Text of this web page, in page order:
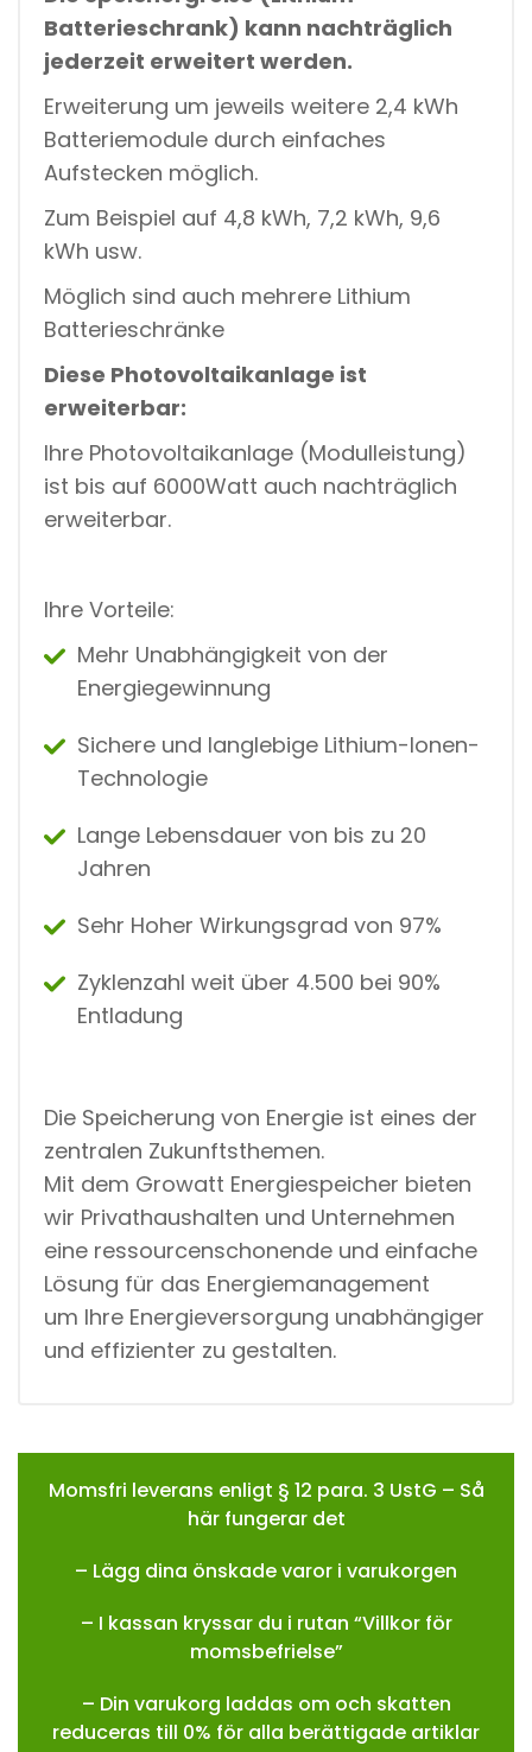
Batterieschrank) kann nachträglich
jederzeit erweitert werden.
Erweiterung um jeweils weitere 2,4 kWh
Batteriemodule durch einfaches
Aufstecken möglich.
Zum Beispiel auf 4,8 kWh, 7,2 kWh, 9,6
kWh usw.
Möglich sind auch mehrere Lithium
Batterieschränke
Diese Photovoltaikanlage ist
erweiterbar:
Ihre Photovoltaikanlage (Modulleistung)
ist bis auf 6000Watt auch nachträglich
erweiterbar.
Ihre Vorteile:
Mehr Unabhängigkeit von der
Energiegewinnung
Sichere und langlebige Lithium-Ionen-
Technologie
Lange Lebensdauer von bis zu 20
Jahren
Sehr Hoher Wirkungsgrad von 97%
Zyklenzahl weit über 4.500 bei 90%
Entladung
Die Speicherung von Energie ist eines der
zentralen Zukunftsthemen.
Mit dem Growatt Energiespeicher bieten
wir Privathaushalten und Unternehmen
eine ressourcenschonende und einfache
Lösung für das Energiemanagement
um Ihre Energieversorgung unabhängiger
und effizienter zu gestalten.
Momsfri leverans enligt § 12 para. 3 UstG – Så
här fungerar det
– Lägg dina önskade varor i varukorgen
– I kassan kryssar du i rutan “Villkor för
momsbefrielse”
– Din varukorg laddas om och skatten
reduceras till 0% för alla berättigade artiklar